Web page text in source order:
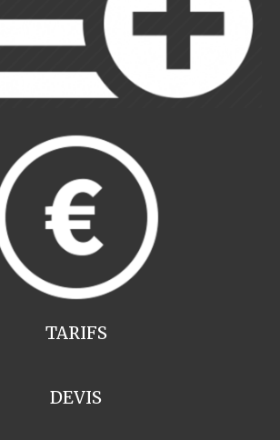
TARIFS
DEVIS